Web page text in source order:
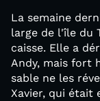
La semaine
large de l'île du
caisse. Elle a
Andy, mais fort
sable ne les
Xavier, qui était